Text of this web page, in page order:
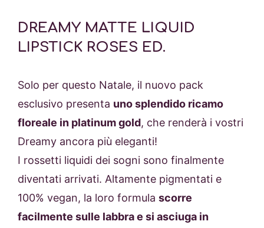
DREAMY MATTE LIQUID
LIPSTICK ROSES ED.
Solo per questo Natale, il nuovo pack
esclusivo presenta uno splendido ricamo
floreale in platinum gold, che renderà i vostri
Dreamy ancora più eleganti!
I rossetti liquidi dei sogni sono finalmente
diventati arrivati. Altamente pigmentati e
100% vegan, la loro formula scorre
facilmente sulle labbra e si asciuga in